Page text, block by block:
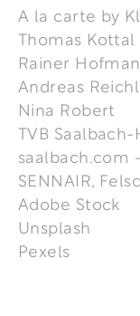
A la carte by
Thomas Kottal
Rainer
Andreas
Nina Robert
TVB
saalbach.com
SENNAIR,
Adobe Stock
Unsplash
Pexels